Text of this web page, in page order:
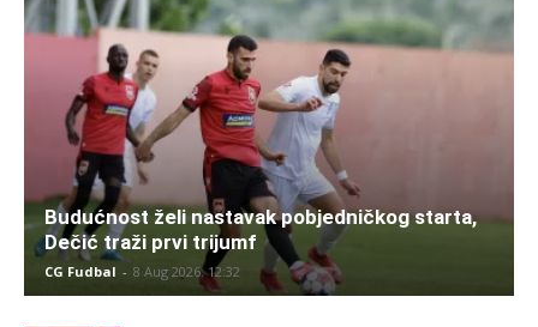
Budućnost želi nastavak pobjedničkog starta,
Dečić traži prvi trijumf
CG Fudbal - 8 Aug 2026. 12:32